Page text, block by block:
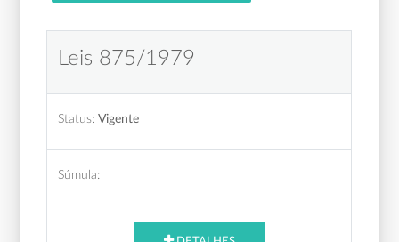
Leis 875/1979
Status: Vigente
Súmula: